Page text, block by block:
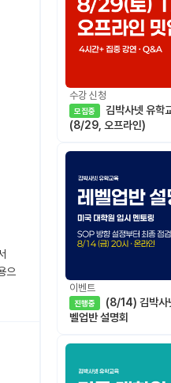
수강 신청
모집중
(8/29, 오프라인)
이벤트
진행중
벨업반 설명회
으